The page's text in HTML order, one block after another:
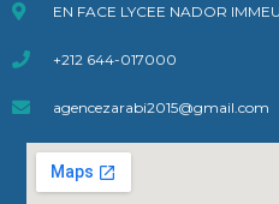
EN FACE LYCEE NADOR
+212 644-017000
agencezarabi2015@gmail.com